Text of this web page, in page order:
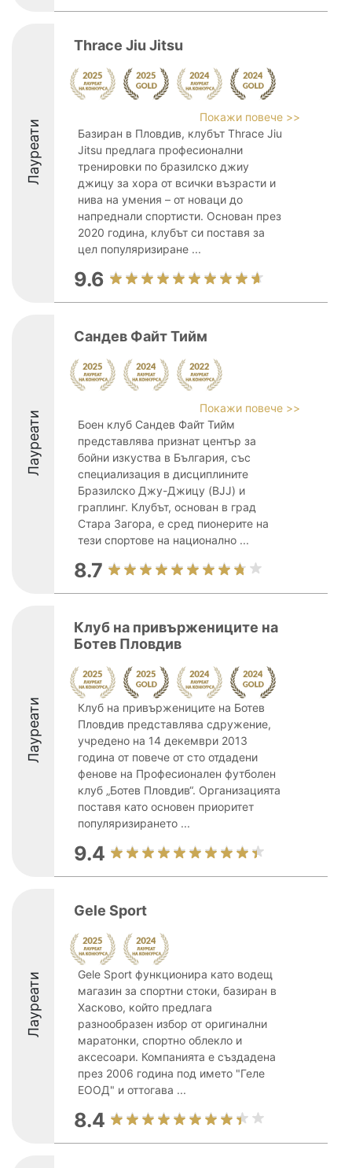
Лауреати
Thrace Jiu Jitsu
Покажи повече >>
Базиран в Пловдив, клубът Thrace Jiu
Jitsu предлага професионални
тренировки по бразилско джиу
джицу за хора от всички възрасти и
нива на умения – от новаци до
напреднали спортисти. Основан през
2020 година, клубът си поставя за
цел популяризиране ...
9.6
Лауреати
Сандев Файт Тийм
Покажи повече >>
Боен клуб Сандев Файт Тийм
представлява признат център за
бойни изкуства в България, със
специализация в дисциплините
Бразилско Джу-Джицу (BJJ) и
граплинг. Клубът, основан в град
Стара Загора, е сред пионерите на
тези спортове на национално ...
8.7
Лауреати
Клуб на привържениците на
Ботев Пловдив
Клуб на привържениците на Ботев
Пловдив представлява сдружение,
учредено на 14 декември 2013
година от повече от сто отдадени
фенове на Професионален футболен
клуб „Ботев Пловдив“. Организацията
поставя като основен приоритет
популяризирането ...
9.4
Лауреати
Gele Sport
Gele Sport функционира като водещ
магазин за спортни стоки, базиран в
Хасково, който предлага
разнообразен избор от оригинални
маратонки, спортно облекло и
аксесоари. Компанията е създадена
през 2006 година под името "Геле
ЕООД" и оттогава ...
8.4